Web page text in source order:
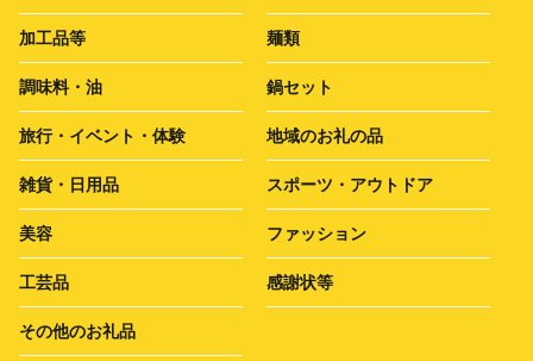
加工品等 麺類
調味料・油 鍋セット
旅行・イベント・体験 地域のお礼の品
雑貨・日用品 スポーツ・アウトドア
美容 ファッション
工芸品 感謝状等
その他のお礼品